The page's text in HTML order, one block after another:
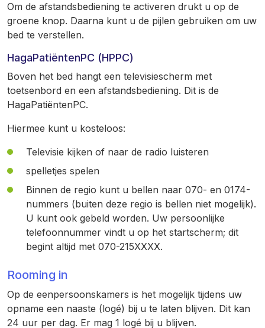
Om de afstandsbediening te activeren drukt u op de
groene knop. Daarna kunt u de pijlen gebruiken om uw
bed te verstellen.
HagaPatiëntenPC (HPPC)
Boven het bed hangt een televisiescherm met
toetsenbord en een afstandsbediening. Dit is de
HagaPatiëntenPC.
Hiermee kunt u kosteloos:
Televisie kijken of naar de radio luisteren
spelletjes spelen
Binnen de regio kunt u bellen naar 070- en 0174-
nummers (buiten deze regio is bellen niet mogelijk).
U kunt ook gebeld worden. Uw persoonlijke
telefoonnummer vindt u op het startscherm; dit
begint altijd met 070-215XXXX.
Rooming in
Op de eenpersoonskamers is het mogelijk tijdens uw
opname een naaste (logé) bij u te laten blijven. Dit kan
24 uur per dag. Er mag 1 logé bij u blijven.